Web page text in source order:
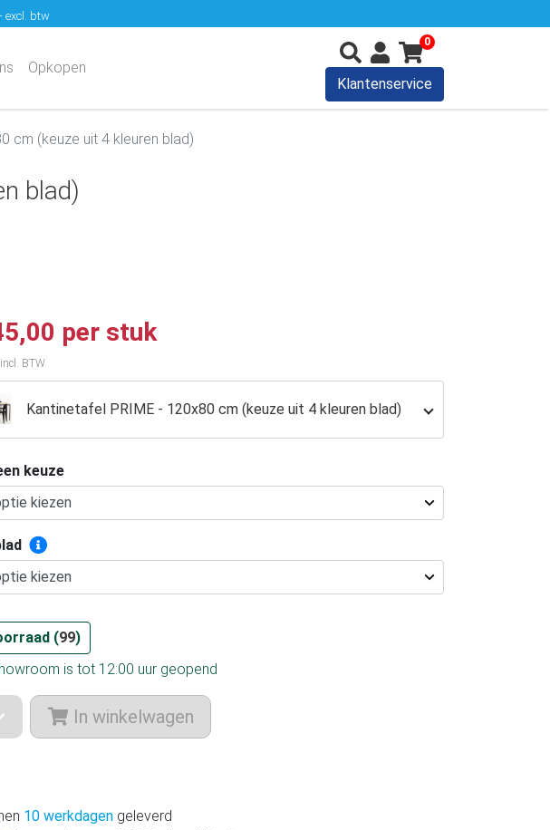
excl. btw
Opkopen
0
Klantenservice
cm (keuze uit 4 kleuren blad)
blad)
per stuk
BTW
Kantinetafel PRIME - 120x80 cm (keuze uit 4 kleuren blad)
keuze
(99)
is tot 12:00 uur geopend
In winkelwagen
10 werkdagen geleverd